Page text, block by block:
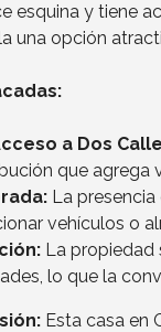
esquina y tiene
una opción
a Dos
que agrega
La
vehículos o
La propiedad
lo que la
Esta casa en